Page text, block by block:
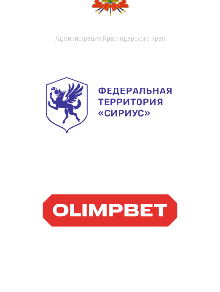
Администрация Краснодарского края